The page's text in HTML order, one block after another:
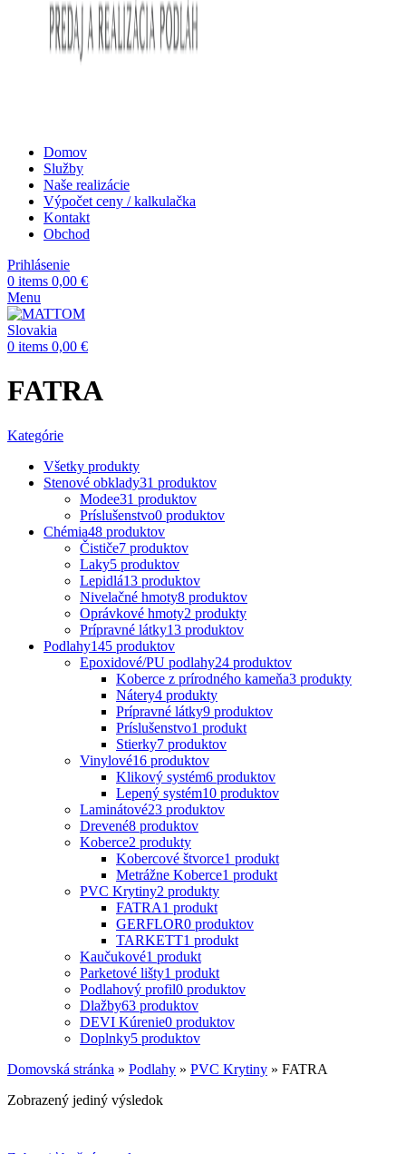
Domov
Služby
Naše realizácie
Výpočet ceny / kalkulačka
Kontakt
Obchod
Prihlásenie
0 items 0,00 €
Menu
0 items 0,00 €
FATRA
Kategórie
Všetky produkty
Stenové obklady31 produktov
Modee31 produktov
Príslušenstvo0 produktov
Chémia48 produktov
Čističe7 produktov
Laky5 produktov
Lepidlá13 produktov
Nivelačné hmoty8 produktov
Oprávkové hmoty2 produkty
Prípravné látky13 produktov
Podlahy145 produktov
Epoxidové/PU podlahy24 produktov
Koberce z prírodného kameňa3 produkty
Nátery4 produkty
Prípravné látky9 produktov
Príslušenstvo1 produkt
Stierky7 produktov
Vinylové16 produktov
Klikový systém6 produktov
Lepený systém10 produktov
Laminátové23 produktov
Drevené8 produktov
Koberce2 produkty
Kobercové štvorce1 produkt
Metrážne Koberce1 produkt
PVC Krytiny2 produkty
FATRA1 produkt
GERFLOR0 produktov
TARKETT1 produkt
Kaučukové1 produkt
Parketové lišty1 produkt
Podlahový profil0 produktov
Dlažby63 produktov
DEVI Kúrenie0 produktov
Doplnky5 produktov
Domovská stránka » Podlahy » PVC Krytiny » FATRA
Zobrazený jediný výsledok